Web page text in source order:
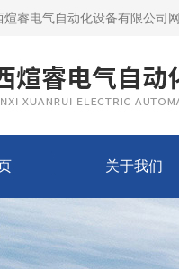
煊睿电气自动化设备有限公司
关于我们